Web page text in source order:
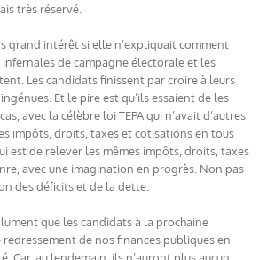
très réservé.
grand intérêt si elle n’expliquait comment
de campagne électorale et les
Les candidats finissent par croire à leurs
Et le pire est qu’ils essaient de les
avec la célèbre loi TEPA qui n’avait d’autres
impôts, droits, taxes et cotisations en tous
est de relever les mêmes impôts, droits, taxes
avec une imagination en progrès. Non pas
des déficits et de la dette.
que les candidats à la prochaine
de nos finances publiques en